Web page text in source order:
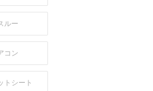
ルー
コン
トシート